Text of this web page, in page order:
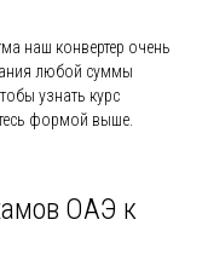
наш конвертер очень
любой суммы
узнать курс
формой выше.
ОАЭ к